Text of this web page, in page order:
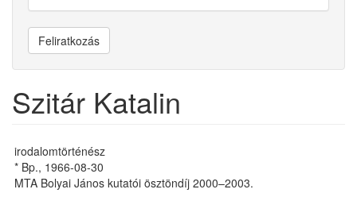
Feliratkozás
Szitár Katalin
irodalomtörténész
* Bp., 1966-08-30
MTA Bolyai János kutatói ösztöndíj 2000–2003.